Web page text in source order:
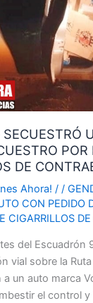
SECUESTRÓ
DE
Ahora! / /
CON PEDIDO
CIGARRILLOS
del Escuadrón
vial sobre la Ruta
un auto marca
el control